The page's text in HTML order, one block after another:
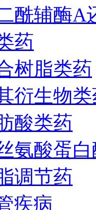
酰辅酶A
药
树脂类药
衍生物
酸类药
氨酸蛋
调节药
疾病